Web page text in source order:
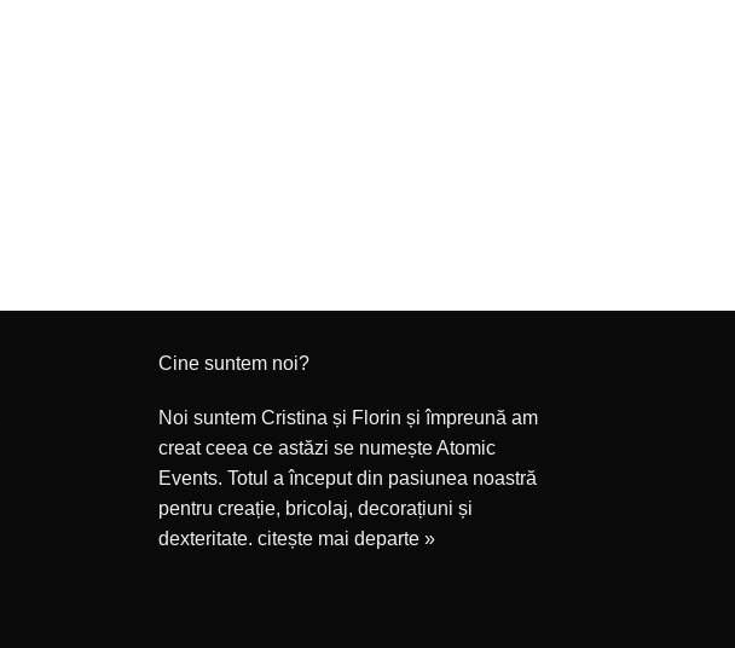
Cine suntem noi?
Noi suntem Cristina și Florin și împreună am
creat ceea ce astăzi se numește Atomic
Events. Totul a început din pasiunea noastră
pentru creație, bricolaj, decorațiuni și
dexteritate. citește mai departe »